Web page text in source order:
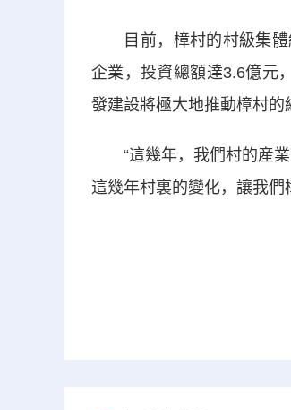
目前，樟村的村級集體
企業，投資總額達3.6億元
發建設將極大地推動樟村的
“這幾年，我們村的産業
這幾年村裏的變化，讓我們